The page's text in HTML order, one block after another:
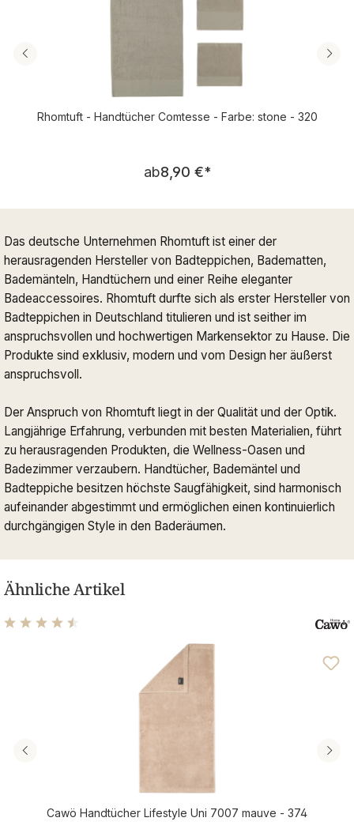
Rhomtuft - Handtücher Comtesse - Farbe: stone - 320
Regulärer Preis:
ab8,90 €*
Das deutsche Unternehmen Rhomtuft ist einer der
herausragenden Hersteller von Badteppichen, Badematten,
Bademänteln, Handtüchern und einer Reihe eleganter
Badeaccessoires. Rhomtuft durfte sich als erster Hersteller von
Badteppichen in Deutschland titulieren und ist seither im
anspruchsvollen und hochwertigen Markensektor zu Hause. Die
Produkte sind exklusiv, modern und vom Design her äußerst
anspruchsvoll.
Der Anspruch von Rhomtuft liegt in der Qualität und der Optik.
Langjährige Erfahrung, verbunden mit besten Materialien, führt
zu herausragenden Produkten, die Wellness-Oasen und
Badezimmer verzaubern. Handtücher, Bademäntel und
Badteppiche besitzen höchste Saugfähigkeit, sind harmonisch
aufeinander abgestimmt und ermöglichen einen kontinuierlich
durchgängigen Style in den Baderäumen.
Ähnliche Artikel
Durchschnittliche Bewertung von 4.57 von 5 Sternen
Cawö Handtücher Lifestyle Uni 7007 mauve - 374